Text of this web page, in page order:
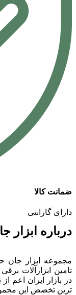
ضمانت کالا
دارای گارانتی
درباره ابزار
تامین ابزارآلات
در بازار ایران اعم
ترین تخصص این